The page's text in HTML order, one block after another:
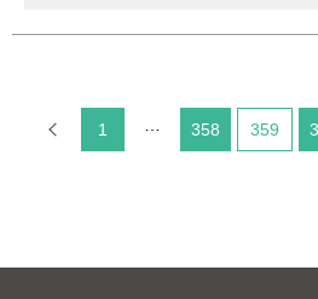
1 358 目前頁
359